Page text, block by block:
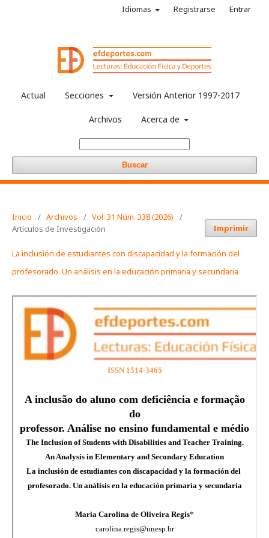
Actual Secciones Versión Anterior 1997-2017
Archivos Acerca de
Buscar
Idiomas Registrarse Entrar
Inicio / Archivos / Vol. 31 Núm. 338 (2026)
/
Artículos de Investigación
Imprimir
La inclusión de estudiantes con discapacidad y la formación del
profesorado. Un análisis en la educación primaria y secundaria